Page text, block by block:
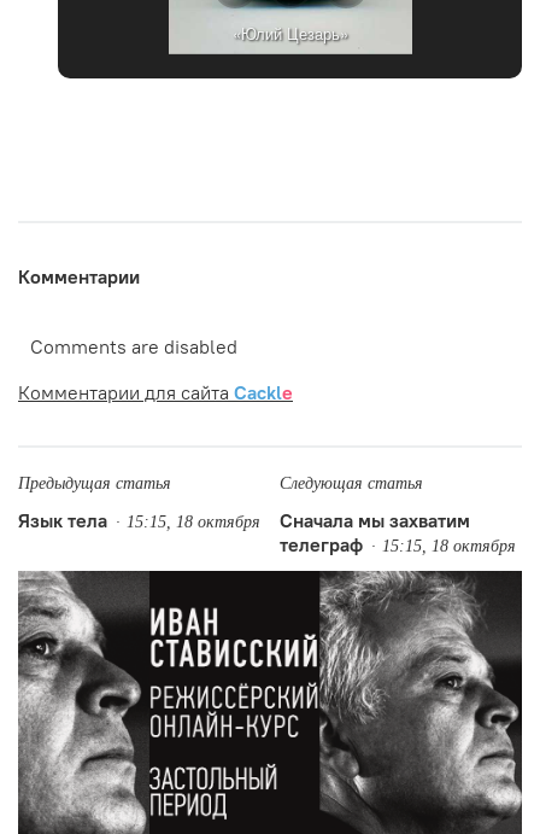
«Юлий Цезарь»
Комментарии
Comments are disabled
Комментарии для сайта Cackle
Предыдущая статья
Язык тела 15:15, 18 октября
Следующая статья
Сначала мы захватим
телеграф
15:15, 18 октября